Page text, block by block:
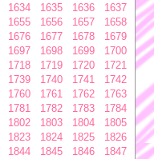
1634 1635 1636
1637
1655 1656 1657
1658
1676 1677 1678
1679
1697 1698 1699
1700
1718 1719 1720
1721
1739 1740 1741
1742
1760 1761 1762
1763
1781 1782 1783
1784
1802 1803 1804
1805
1823 1824 1825
1826
1844 1845 1846
1847